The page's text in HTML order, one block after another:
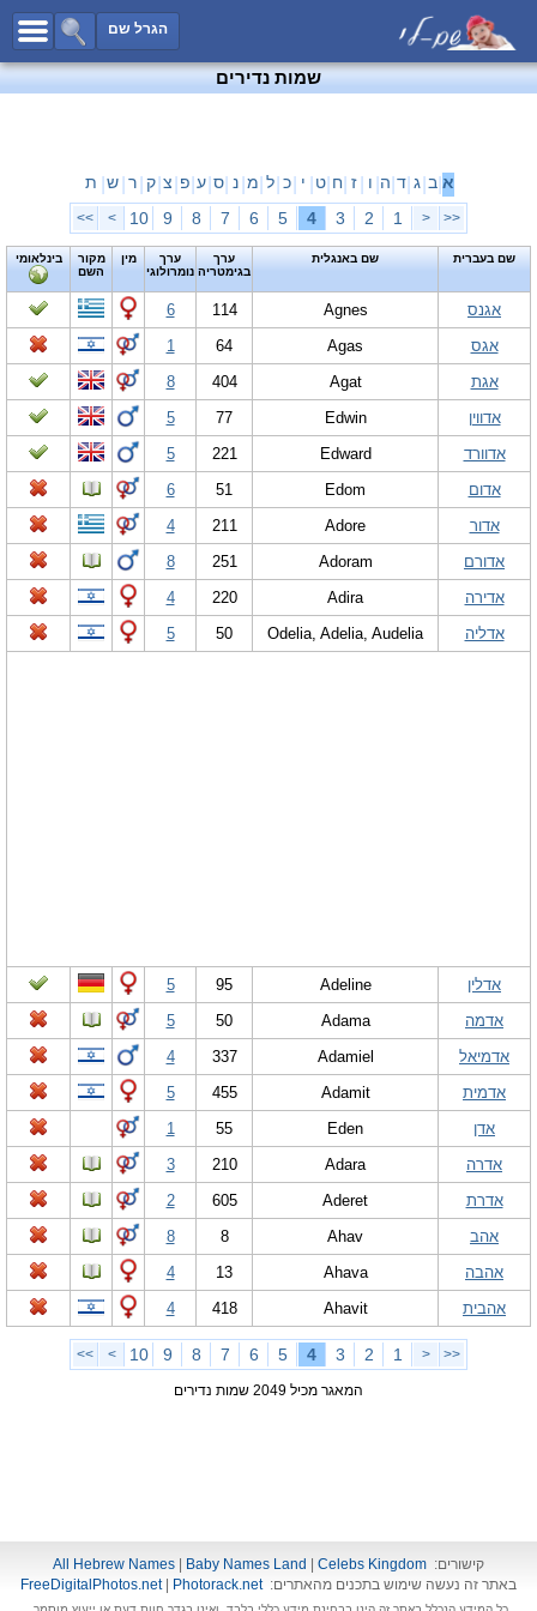
הגרל שם
כל השמות
שמות לבנים
שמות משותפים
שמות נפוצים
שמות נדירים
קטגוריות
מפורסמיםחדש!
נומרולוגיה
הוסף שם
צור קשר
פייסבוק
שמות נדירים
א ב ג ד ה ו ז ח ט י כ ל מ נ ס ע פ צ ק ר ש ת
<<
<
1
2
3
4
5
6
7
8
9
10
>
>>
שם בעברית שם באנגלית
ערך
בגימטריה
ערך
נומרולוגי
מין
מקור
השם
בינלאומי
אגנס Agnes
114
6
אגס
Agas
64
1
אגת
Agat
404
8
אדווין
Edwin
77
5
אדוורד
Edward
221
5
אדום
Edom
51
6
אדור
Adore
211
4
אדורם
Adoram
251
8
אדירה
Adira
220
4
אדליה
Odelia, Adelia, Audelia
50
5
אדלין Adeline
95
5
אדמה
Adama
50
5
אדמיאל
Adamiel
337
4
אדמית
Adamit
455
5
אדן
Eden
55
1
אדרה
Adara
210
3
אדרת
Aderet
605
2
אהב
Ahav
8
8
אהבה
Ahava
13
4
אהבית
Ahavit
418
4
<<
<
1
2
3
4
5
6
7
8
9
10
>
>>
המאגר מכיל 2049 שמות נדירים
קישורים: All Hebrew Names Baby Names Land
Celebs Kingdom
באתר זה נעשה שימוש בתכנים מהאתרים:
FreeDigitalPhotos.net| Photorack.net